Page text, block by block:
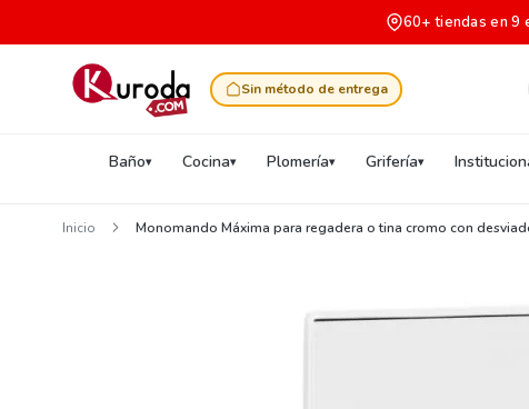
60+ tiendas en 9
Sin método de entrega
Baño Cocina Plomería Grifería
Inicio Monomando Máxima para regadera o tina cromo con